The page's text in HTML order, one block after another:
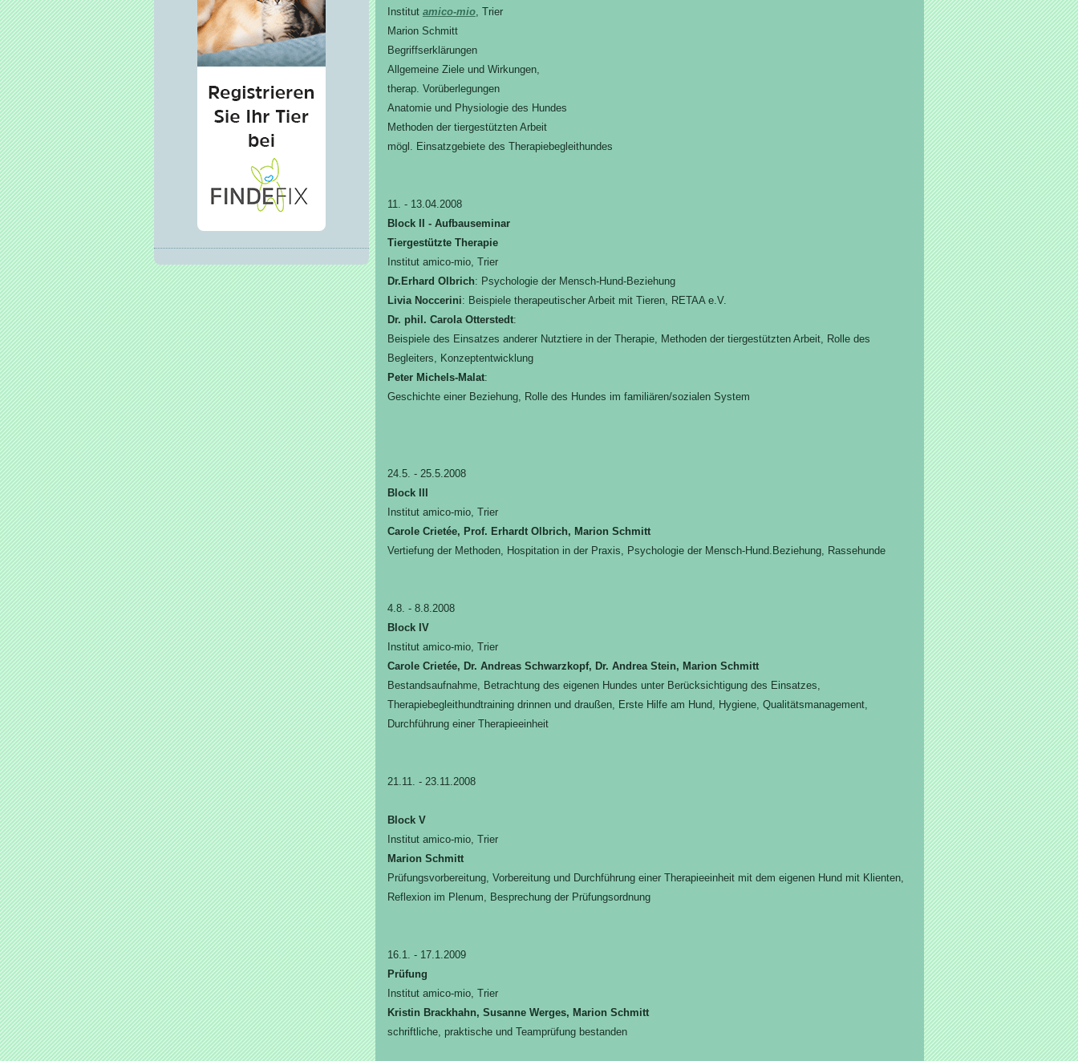
Institut amico-mio, Trier
Marion Schmitt
Begriffserklärungen
Allgemeine Ziele und Wirkungen,
therap. Vorüberlegungen
Anatomie und Physiologie des Hundes
Methoden der tiergestützten Arbeit
mögl. Einsatzgebiete des Therapiebegleithundes
11. - 13.04.2008
Block II - Aufbauseminar
Tiergestützte Therapie
Institut amico-mio, Trier
Dr.Erhard Olbrich: Psychologie der Mensch-Hund-Beziehung
Livia Noccerini: Beispiele therapeutischer Arbeit mit Tieren, RETAA e.V.
Dr. phil. Carola Otterstedt:
Beispiele des Einsatzes anderer Nutztiere in der Therapie, Methoden der tiergestützten Arbeit, Rolle des
Begleiters, Konzeptentwicklung
Peter Michels-Malat:
Geschichte einer Beziehung, Rolle des Hundes im familiären/sozialen System
24.5. - 25.5.2008
Block III
Institut amico-mio, Trier
Carole Crietée, Prof. Erhardt Olbrich, Marion Schmitt
Vertiefung der Methoden, Hospitation in der Praxis, Psychologie der Mensch-Hund.Beziehung, Rassehunde
4.8. - 8.8.2008
Block IV
Institut amico-mio, Trier
Carole Crietée, Dr. Andreas Schwarzkopf, Dr. Andrea Stein, Marion Schmitt
Bestandsaufnahme, Betrachtung des eigenen Hundes unter Berücksichtigung des Einsatzes,
Therapiebegleithundtraining drinnen und draußen, Erste Hilfe am Hund, Hygiene, Qualitätsmanagement,
Durchführung einer Therapieeinheit
21.11. - 23.11.2008
Block V
Institut amico-mio, Trier
Marion Schmitt
Prüfungsvorbereitung, Vorbereitung und Durchführung einer Therapieeinheit mit dem eigenen Hund mit Klienten,
Reflexion im Plenum, Besprechung der Prüfungsordnung
16.1. - 17.1.2009
Prüfung
Institut amico-mio, Trier
Kristin Brackhahn, Susanne Werges, Marion Schmitt
schriftliche, praktische und Teamprüfung bestanden